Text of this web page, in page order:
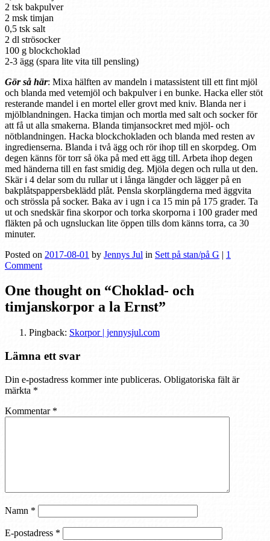
2 tsk bakpulver
2 msk timjan
0,5 tsk salt
2 dl strösocker
100 g blockchoklad
2-3 ägg (spara lite vita till pensling)
Gör så här: Mixa hälften av mandeln i matassistent till ett fint mjöl
och blanda med vetemjöl och bakpulver i en bunke. Hacka eller stöt
resterande mandel i en mortel eller grovt med kniv. Blanda ner i
mjölblandningen. Hacka timjan och mortla med salt och socker för
att få ut alla smakerna. Blanda timjansockret med mjöl- och
nötblandningen. Hacka blockchokladen och blanda med resten av
ingredienserna. Blanda i två ägg och rör ihop till en skorpdeg. Om
degen känns för torr så öka på med ett ägg till. Arbeta ihop degen
med händerna till en fast smidig deg. Mjöla degen och rulla ut den.
Skär i 4 delar som du rullar ut i långa längder och lägger på en
bakplåtspappersbeklädd plåt. Pensla skorplängderna med äggvita
och strössla på socker. Baka av i ugn i ca 15 min på 175 grader. Ta
ut och snedskär fina skorpor och torka skorporna i 100 grader med
fläkten på och ugnsluckan lite öppen tills dom känns torra, ca 30
minuter.
Posted on 2017-08-01 by Jennys Jul in Sett på stan/på G | 1
Comment
One thought on “Choklad- och
timjanskorpor a la Ernst”
Pingback: Skorpor | jennysjul.com
Lämna ett svar
Din e-postadress kommer inte publiceras. Obligatoriska fält är
märkta *
Kommentar *
Namn *
E-postadress *